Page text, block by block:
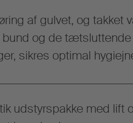
af gulvet, og takket
og de tætsluttende
sikres optimal
udstyrspakke med lift